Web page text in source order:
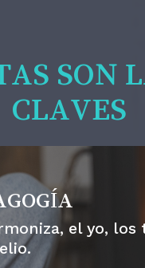
SON
CLAVES
el yo, los